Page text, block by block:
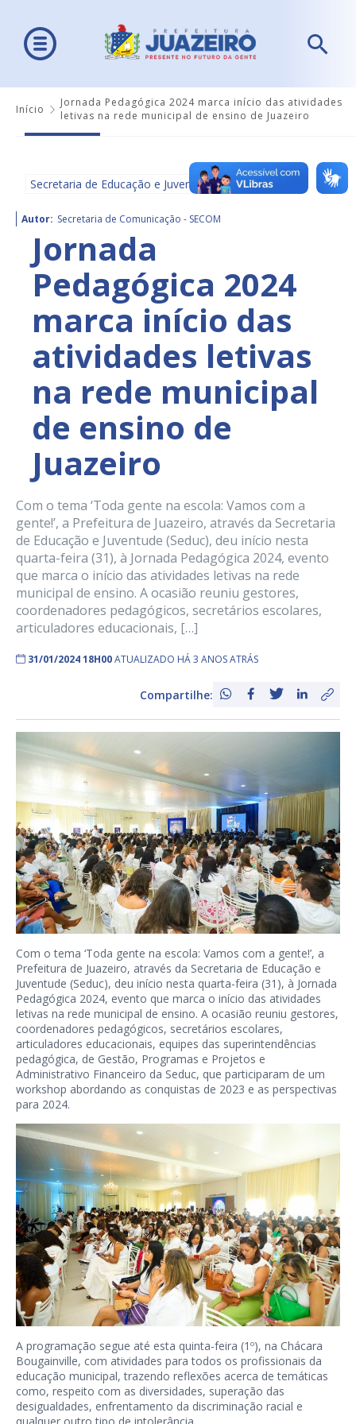
Início
Jornada Pedagógica 2024 marca início das atividades
letivas na rede municipal de ensino de Juazeiro
Secretaria de Educação e Juventude - SEDUC
Autor: Secretaria de Comunicação - SECOM
Jornada
Pedagógica 2024
marca início das
atividades letivas
na rede municipal
de ensino de
Juazeiro
Com o tema ‘Toda gente na escola: Vamos com a
gente!’, a Prefeitura de Juazeiro, através da Secretaria
de Educação e Juventude (Seduc), deu início nesta
quarta-feira (31), à Jornada Pedagógica 2024, evento
que marca o início das atividades letivas na rede
municipal de ensino. A ocasião reuniu gestores,
coordenadores pedagógicos, secretários escolares,
articuladores educacionais, […]
31/01/2024 18H00ATUALIZADO HÁ 3 ANOS ATRÁS
Compartilhe:
Com o tema ‘Toda gente na escola: Vamos com a gente!’, a
Prefeitura de Juazeiro, através da Secretaria de Educação e
Juventude (Seduc), deu início nesta quarta-feira (31), à Jornada
Pedagógica 2024, evento que marca o início das atividades
letivas na rede municipal de ensino. A ocasião reuniu gestores,
coordenadores pedagógicos, secretários escolares,
articuladores educacionais, equipes das superintendências
pedagógica, de Gestão, Programas e Projetos e
Administrativo Financeiro da Seduc, que participaram de um
workshop abordando as conquistas de 2023 e as perspectivas
para 2024.
A programação segue até esta quinta-feira (1º), na Chácara
Bougainville, com atividades para todos os profissionais da
educação municipal, trazendo reflexões acerca de temáticas
como, respeito com as diversidades, superação das
desigualdades, enfrentamento da discriminação racial e